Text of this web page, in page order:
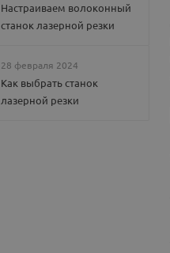
Настраиваем волоконный
станок лазерной резки
28 февраля 2024
Как выбрать станок
лазерной резки